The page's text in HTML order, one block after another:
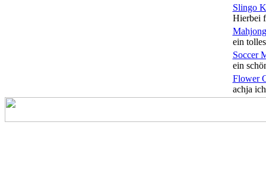
Slingo
Hierbei
ein
Soccer
ein
Flower
achja